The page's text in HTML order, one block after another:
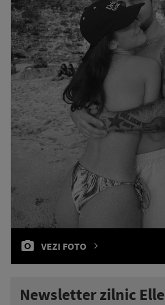
VEZI FOTO
Newsletter zilnic Elle